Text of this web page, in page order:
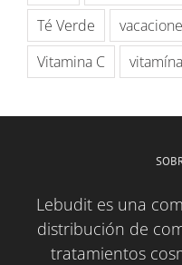
Té Verde
Vitamina C
Lebudit es una
distribución de
tratamientos